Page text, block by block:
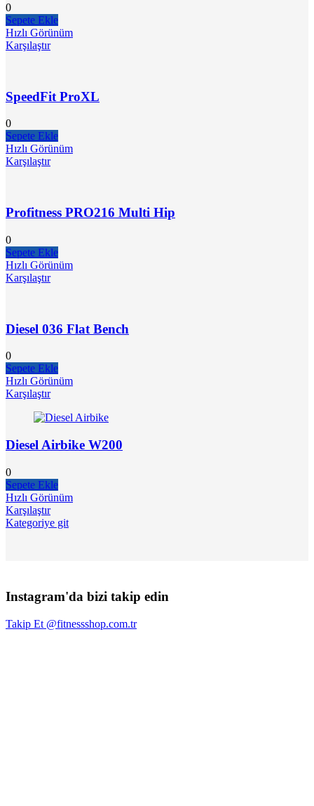
0
Sepete Ekle
Hızlı Görünüm
Karşılaştır
SpeedFit ProXL
0
Sepete Ekle
Hızlı Görünüm
Karşılaştır
Profitness PRO216 Multi Hip
0
Sepete Ekle
Hızlı Görünüm
Karşılaştır
Diesel 036 Flat Bench
0
Sepete Ekle
Hızlı Görünüm
Karşılaştır
Diesel Airbike W200
0
Sepete Ekle
Hızlı Görünüm
Karşılaştır
Kategoriye git
Instagram'da bizi takip edin
Takip Et @fitnessshop.com.tr